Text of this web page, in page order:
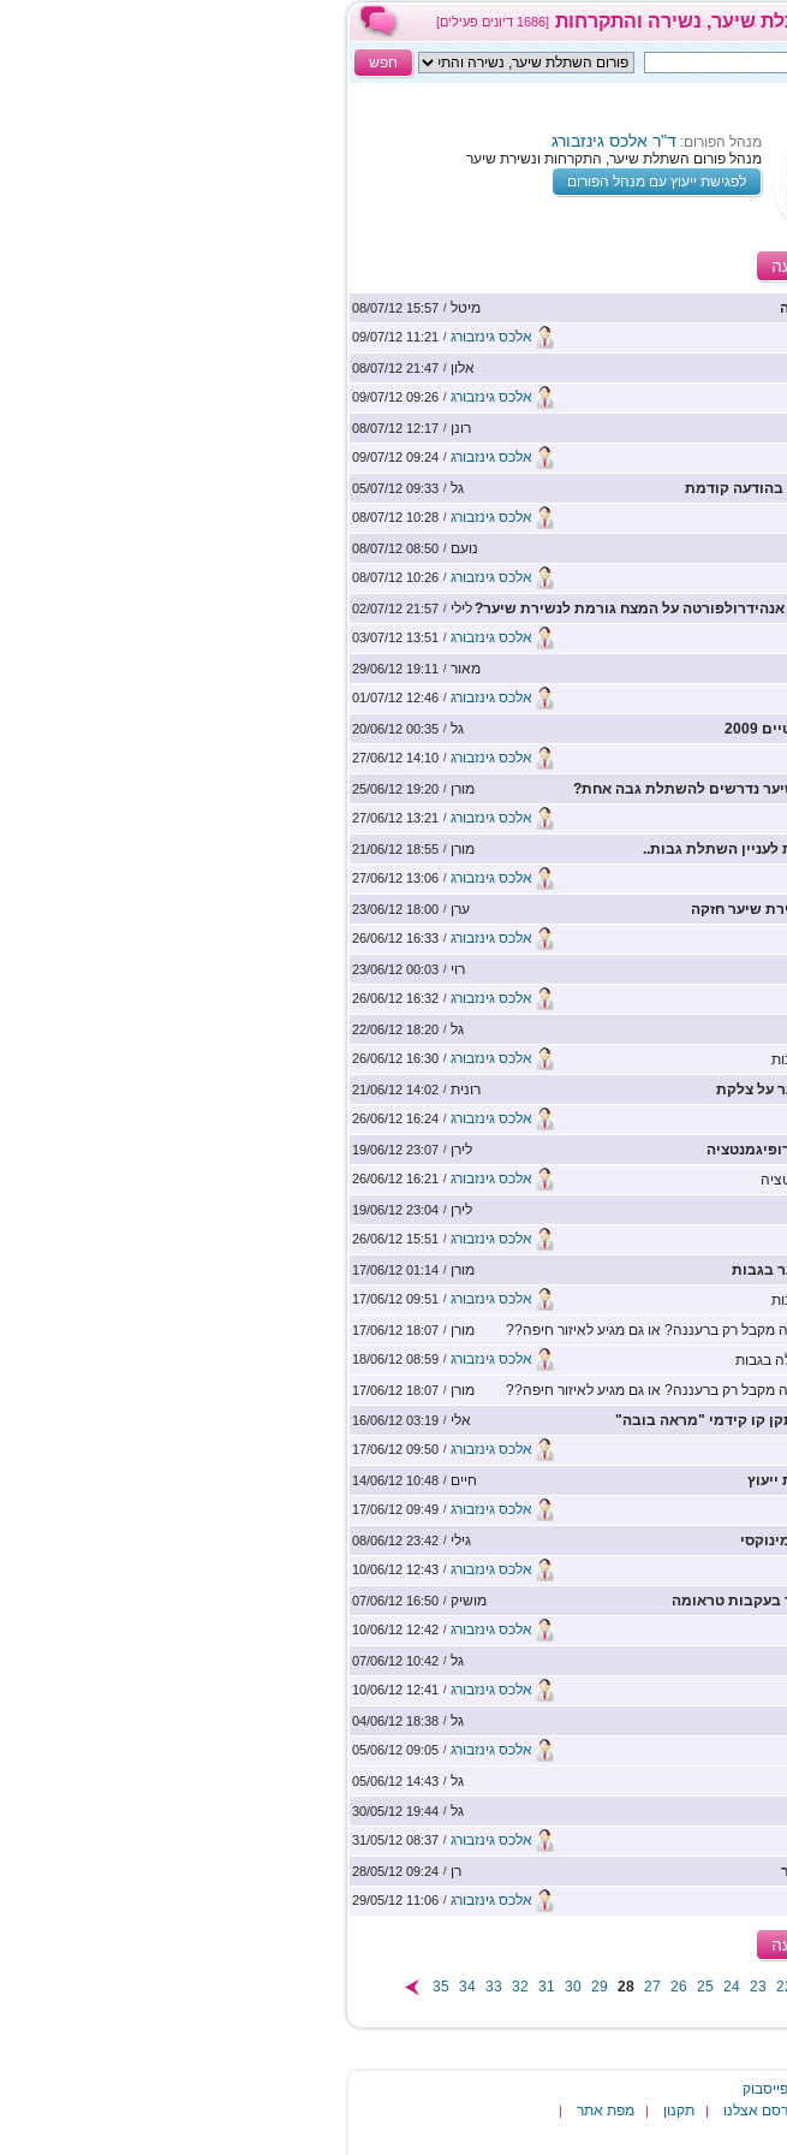
[1686 דיונים פעילים] שיער, נשירה והתקרחות
חפש
מנהל הפורום: ד"ר אלכס גינזבורג
מנהל פורום השתלת שיער, התקרחות ונשירת שיער
לפגישת ייעוץ עם מנהל הפורום
מיטל /
15:57 08/07/12
אלכס גינזבורג /
11:21 09/07/12
אלון /
21:47 08/07/12
אלכס גינזבורג /
09:26 09/07/12
רונן /
12:17 08/07/12
אלכס גינזבורג /
09:24 09/07/12
קודמת גל /
09:33 05/07/12
אלכס גינזבורג /
10:28 08/07/12
נועם /
08:50 08/07/12
אלכס גינזבורג /
10:26 08/07/12
על המצח גורמת לנשירת שיער?לילי /
21:57 02/07/12
אלכס גינזבורג /
13:51 03/07/12
מאור /
19:11 29/06/12
אלכס גינזבורג /
12:46 01/07/12
גל /
00:35 20/06/12
אלכס גינזבורג /
14:10 27/06/12
נדרשים להשתלת גבה אחת? מורן /
19:20 25/06/12
אלכס גינזבורג /
13:21 27/06/12
השתלת גבות.. מורן /
18:55 21/06/12
אלכס גינזבורג /
13:06 27/06/12
שיער חזקה ערן /
18:00 23/06/12
אלכס גינזבורג /
16:33 26/06/12
רוי /
00:03 23/06/12
אלכס גינזבורג /
16:32 26/06/12
גל /
18:20 22/06/12
אלכס גינזבורג /
16:30 26/06/12
על צלקת רונית /
14:02 21/06/12
אלכס גינזבורג /
16:24 26/06/12
לירן /
23:07 19/06/12
אלכס גינזבורג /
16:21 26/06/12
לירן /
23:04 19/06/12
אלכס גינזבורג /
15:51 26/06/12
בגבות מורן /
01:14 17/06/12
אלכס גינזבורג /
09:51 17/06/12
רק ברעננה? או גם מגיע לאיזור חיפה?? מורן /
18:07 17/06/12
בגבות אלכס גינזבורג /
08:59 18/06/12
רק ברעננה? או גם מגיע לאיזור חיפה?? מורן /
18:07 17/06/12
קו קידמי "מראה בובה" אלי /
03:19 16/06/12
אלכס גינזבורג /
09:50 17/06/12
חיים /
10:48 14/06/12
אלכס גינזבורג /
09:49 17/06/12
גילי /
23:42 08/06/12
אלכס גינזבורג /
12:43 10/06/12
בעקבות טראומה מושיק /
16:50 07/06/12
אלכס גינזבורג /
12:42 10/06/12
גל /
10:42 07/06/12
אלכס גינזבורג /
12:41 10/06/12
גל /
18:38 04/06/12
אלכס גינזבורג /
09:05 05/06/12
גל /
14:43 05/06/12
גל /
19:44 30/05/12
אלכס גינזבורג /
08:37 31/05/12
רן /
09:24 28/05/12
אלכס גינזבורג /
11:06 29/05/12
23
24
25
26
27
28
29
30
31
32
33
34
35
אצלנו | תקנון | מפת אתר |